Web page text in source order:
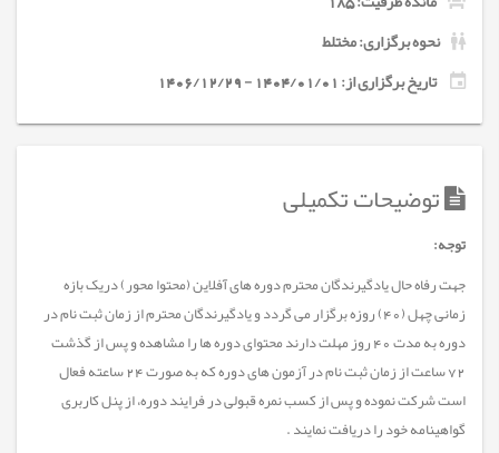
نحوه برگزاری: مختلط
تاریخ برگزاری از: 1404/01/01 - 1406/12/29
توضیحات تکمیلی
توجه:
جهت رفاه حال یادگیرندگان محترم دوره های آفلاین (محتوا محور) دریک بازه
زمانی چهل (40) روزه برگزار می گردد و یادگیرندگان محترم از زمان ثبت نام در
دوره به مدت 40 روز مهلت دارند محتوای دوره ها را مشاهده و پس از گذشت
72 ساعت از زمان ثبت نام در آزمون های دوره که به صورت 24 ساعته فعال
است شرکت نموده و پس از کسب نمره قبولی در فرایند دوره، از پنل کاربری
گواهینامه خود را دریافت نمایند .